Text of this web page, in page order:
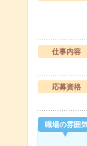
仕事内容
応募資格
職場の雰囲